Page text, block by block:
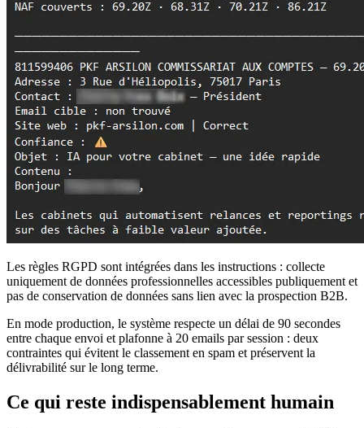
Les règles RGPD sont intégrées dans les instructions : collecte
uniquement de données professionnelles accessibles publiquement et
pas de conservation de données sans lien avec la prospection B2B.
En mode production, le système respecte un délai de 90 secondes
entre chaque envoi et plafonne à 20 emails par session : deux
contraintes qui évitent le classement en spam et préservent la
délivrabilité sur le long terme.
Ce qui reste indispensablement humain